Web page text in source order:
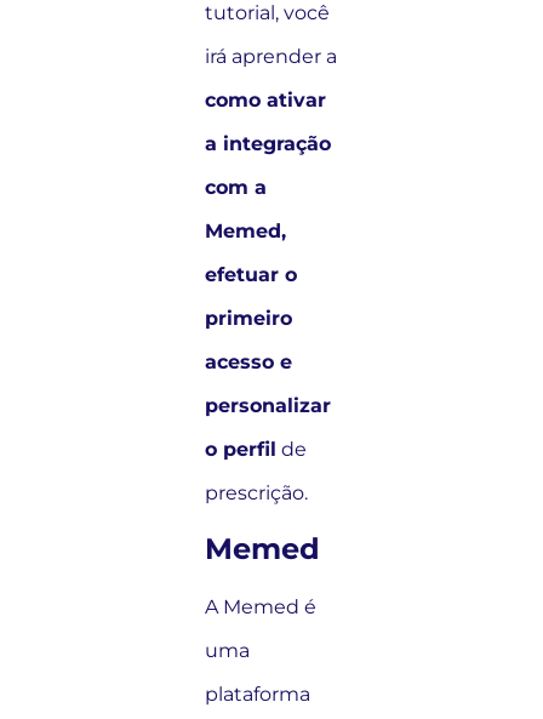
tutorial, você
irá aprender a
como ativar
a integração
com a
Memed,
efetuar o
primeiro
acesso e
personalizar
o perfil de
prescrição.
Memed
A Memed é
uma
plataforma